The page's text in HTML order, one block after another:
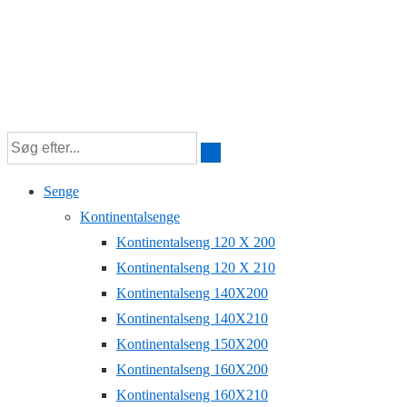
Senge
Kontinentalsenge
Kontinentalseng 120 X 200
Kontinentalseng 120 X 210
Kontinentalseng 140X200
Kontinentalseng 140X210
Kontinentalseng 150X200
Kontinentalseng 160X200
Kontinentalseng 160X210